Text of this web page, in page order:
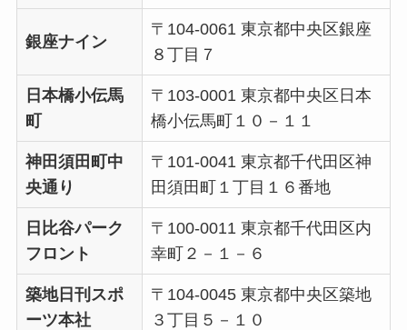
銀座ナイン
〒104-0061 東京都中央区銀座
８丁目７
日本橋小伝馬
町
〒103-0001 東京都中央区日本
橋小伝馬町１０－１１
神田須田町中
央通り
〒101-0041 東京都千代田区神
田須田町１丁目１６番地
日比谷パーク
フロント
〒100-0011 東京都千代田区内
幸町２－１－６
築地日刊スポ
ーツ本社
〒104-0045 東京都中央区築地
３丁目５－１０